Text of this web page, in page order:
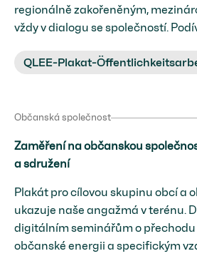
regionálně zakořeněným,
vždy v dialogu se společností.
QLEE-Plakat-
Občanská společnost
Zaměření na občanskou
a sdružení
Plakát pro cílovou skupinu obcí a
ukazuje naše angažmá v terénu.
digitálním seminářům o
občanské energii a specifickým